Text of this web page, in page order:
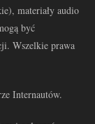
materiały audio
być
Wszelkie prawa
Internautów.